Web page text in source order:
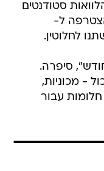
סטודנטים
פשיטת רגל. ב-2019 הצטרפה ל-
סיפרה.
- מכוניות,
חלומות עבור